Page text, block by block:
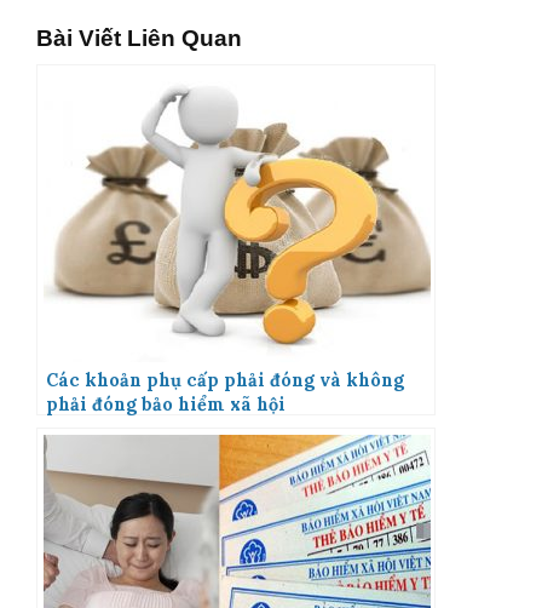
Bài Viết Liên Quan
Các khoản phụ cấp phải đóng và không
phải đóng bảo hiểm xã hội